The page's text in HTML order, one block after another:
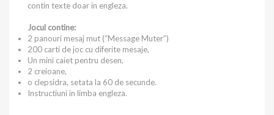
contin texte doar in engleza.
Jocul contine:
2 panouri mesaj mut (“Message Muter”)
200 carti de joc cu diferite mesaje,
Un mini caiet pentru desen,
2 creioane,
o clepsidra, setata la 60 de secunde.
Instructiuni in limba engleza.